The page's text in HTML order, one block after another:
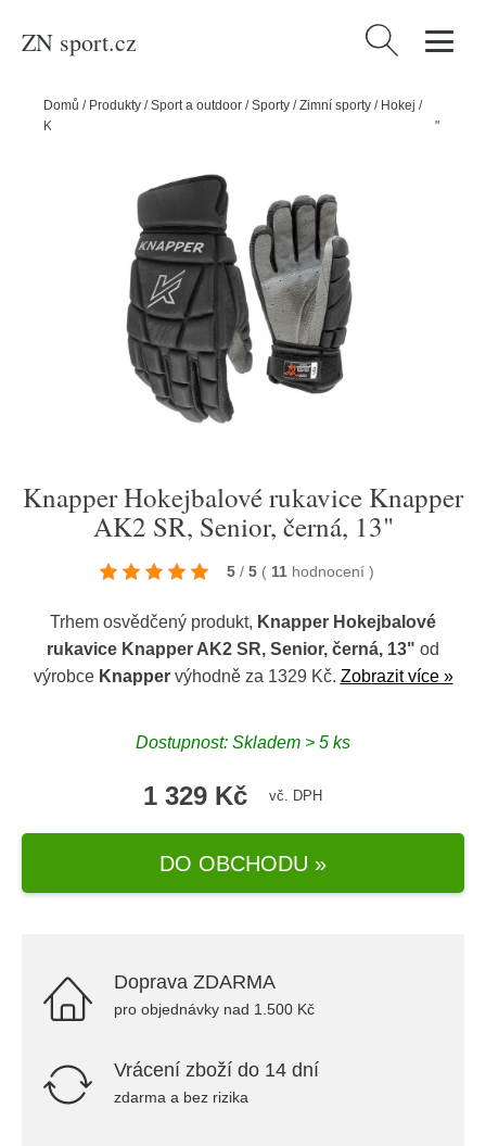
ZN sport.cz Vyhledávání
Domů / Produkty /Sport a outdoor /Sporty /Zimní sporty / Hokej /
Knapper Hokejbalové rukavice Knapper AK2 SR, Senior, černá, 13"
Knapper Hokejbalové rukavice Knapper
AK2 SR, Senior, černá, 13"
5 / 5 ( 11 hodnocení )
Trhem osvědčený produkt, Knapper Hokejbalové
rukavice Knapper AK2 SR, Senior, černá, 13" od
výrobce Knappervýhodně za 1329 Kč. Zobrazit více »
Dostupnost: Skladem > 5 ks
1 329 Kč vč. DPH
DO OBCHODU »
Doprava ZDARMA
pro objednávky nad 1.500 Kč
Vrácení zboží do 14 dní
zdarma a bez rizika